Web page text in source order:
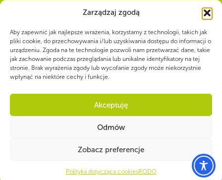
Zarządzaj zgodą
Aby zapewnić jak najlepsze wrażenia, korzystamy z technologii, takich jak
pliki cookie, do przechowywania i/lub uzyskiwania dostępu do informacji o
urządzeniu. Zgoda na te technologie pozwoli nam przetwarzać dane, takie
jak zachowanie podczas przeglądania lub unikalne identyfikatory na tej
stronie. Brak wyrażenia zgody lub wycofanie zgody może niekorzystnie
wpłynąć na niektóre cechy i funkcje.
Akceptuję
Odmów
Zobacz preferencje
Polityka dotycząca cookiesRODO
WSPÓLNIE DLA HARCERSKIEJ MISJI
Twoje wsparcie, nasza
siła!
Numer konta do darowizn na rzecz ZHP
22 1140 1010 0000 5392 2900